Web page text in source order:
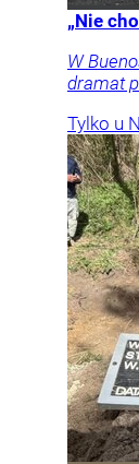
„Nie
W
dramat
Tylko u